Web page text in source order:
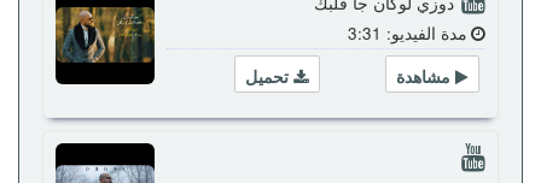
مدة الفيديو: 3:31
تحميل
مشاهدة